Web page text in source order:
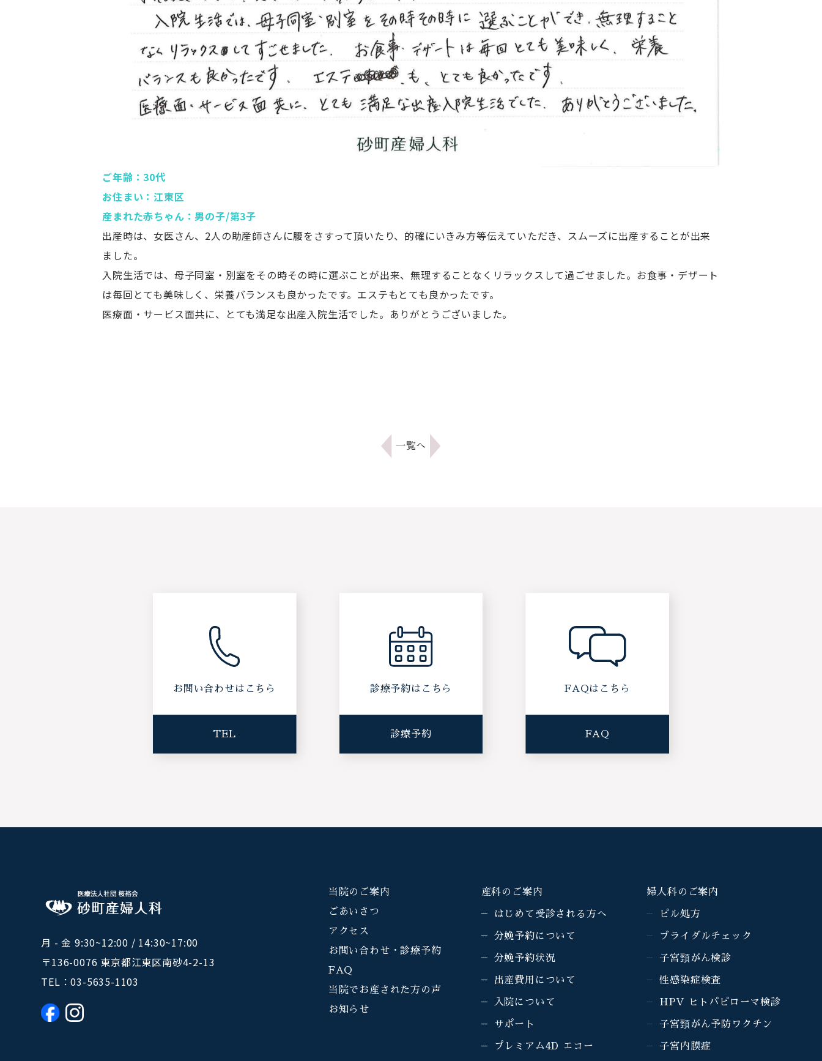
ご年齢：30代
お住まい：江東区
産まれた赤ちゃん：男の子/第3子
出産時は、女医さん、2人の助産師さんに腰をさすって頂いたり、的確にいきみ方等伝えていただき、スムーズに出産することが出来
ました。
入院生活では、母子同室・別室をその時その時に選ぶことが出来、無理することなくリラックスして過ごせました。お食事・デザート
は毎回とても美味しく、栄養バランスも良かったです。エステもとても良かったです。
医療面・サービス面共に、とても満足な出産入院生活でした。ありがとうございました。
一覧へ
お問い合わせはこちら
TEL
診療予約はこちら
診療予約
FAQはこちら
FAQ
月 - 金 9:30~12:00 / 14:30~17:00
〒136-0076 東京都江東区南砂4-2-13
TEL：03-5635-1103
当院のご案内
ごあいさつ
アクセス
お問い合わせ・診療予約
FAQ
当院でお産された方の声
お知らせ
産科のご案内
はじめて受診される方へ
分娩予約について
分娩予約状況
出産費用について
入院について
サポート
プレミアム4D エコー
婦人科のご案内
ピル処方
ブライダルチェック
子宮頸がん検診
性感染症検査
HPV ヒトパピローマ検診
子宮頸がん予防ワクチン
子宮内膜症